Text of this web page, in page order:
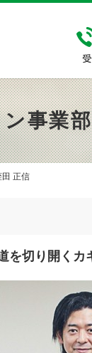
ン事業
正信
を切り開くカ